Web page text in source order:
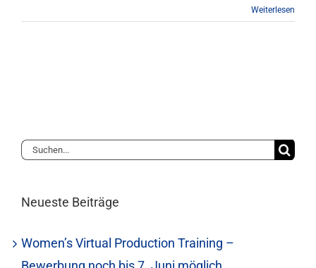
Weiterlesen
Suche
Neueste Beiträge
Women’s Virtual Production Training –